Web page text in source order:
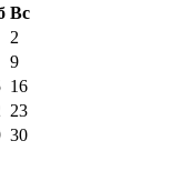
Вс
2
9
16
23
30